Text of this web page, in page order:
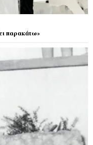
παρακάτω»